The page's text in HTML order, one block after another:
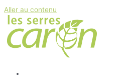
Aller au contenu